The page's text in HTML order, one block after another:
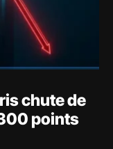
chute de
points